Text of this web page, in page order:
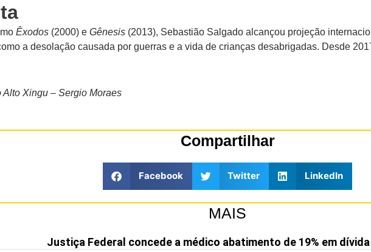
Êxodos (2000) e Gênesis (2013), Sebastião Salgado alcançou projeção
a desolação causada por guerras e a vida de crianças desabrigadas. Desde
Xingu – Sergio Moraes
Compartilhar
Facebook Twitter LinkedIn
MAIS
Justiça Federal concede a médico abatimento de 19% em